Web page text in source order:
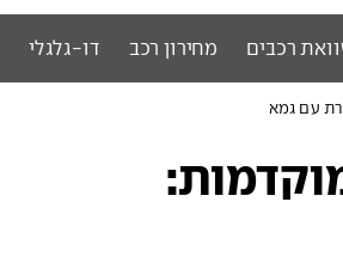
רכבים מחירון רכב דו-גלגלי
עם גמא